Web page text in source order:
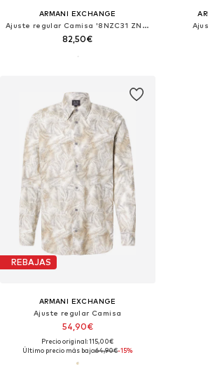
ARMANI EXCHANGE
Ajuste regular Camisa '8NZC31 ZN28Z'
82,50€
REBAJAS
ARMANI EXCHANGE
Ajuste regular Camisa
54,90€
Precio original: 115,00€
Último precio más bajo:64,90€-15%